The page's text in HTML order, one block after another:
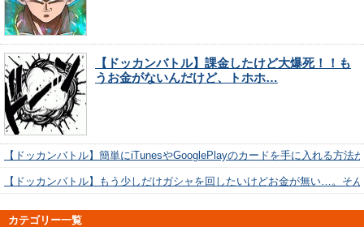
【ドッカンバトル】課金したけど大爆死！！も
うお金がないんだけど、トホホ…
【ドッカンバトル】簡単にiTunesやGooglePlayのカードを手に入れる方法
【ドッカンバトル】もう少しだけガシャを回したいけどお金が無い…。そ
カテゴリー一覧